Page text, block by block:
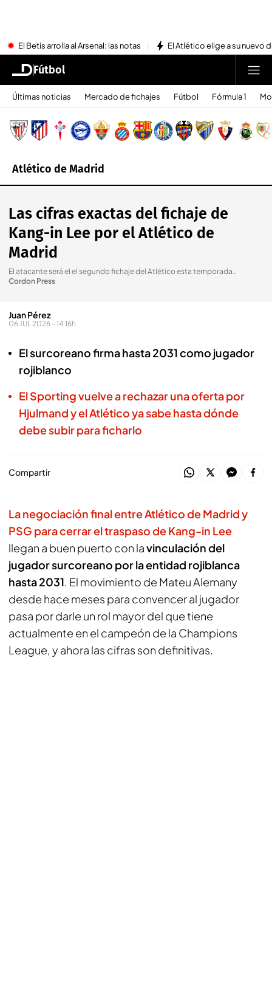
El Betis arrolla al Arsenal: las notas El Atlético elige a su nuevo
Fútbol
Últimas noticias Mercado de fichajes Fútbol Fórmula 1
Atlético de Madrid
Las cifras exactas del fichaje de
Kang-in Lee por el Atlético de
Madrid
El atacante será el el segundo fichaje del Atlético esta temporada..
Cordon Press
Juan Pérez
06 JUL 2026 - 14:16h.
El surcoreano firma hasta 2031 como jugador
rojiblanco
El Sporting vuelve a rechazar una oferta por
Hjulmand y el Atlético ya sabe hasta dónde
debe subir para ficharlo
Compartir
La negociación final entre Atlético de Madrid y
PSG para cerrar el traspaso de Kang-in Lee
llegan a buen puerto con lavinculación del
jugador surcoreano por la entidad rojiblanca
hasta 2031. El movimiento de Mateu Alemany
desde hace meses para convencer al jugador
pasa por darle un rol mayor del que tiene
actualmente en el campeón de la Champions
League, y ahora las cifras son definitivas.